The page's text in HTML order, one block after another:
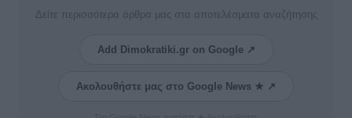
Δείτε περισσότερα άρθρα μας στα αποτελέσματα αναζήτησης
Add Dimokratiki.gr on Google ↗
Ακολουθήστε μας στο Google News ★ ↗